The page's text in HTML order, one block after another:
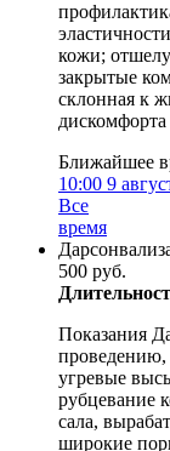
кожи;
закрытые
склонная к
Ближайшее
10:00 9
Все
время
500 руб.
Показания
проведению,
угревые
рубцевание
сала,
широкие